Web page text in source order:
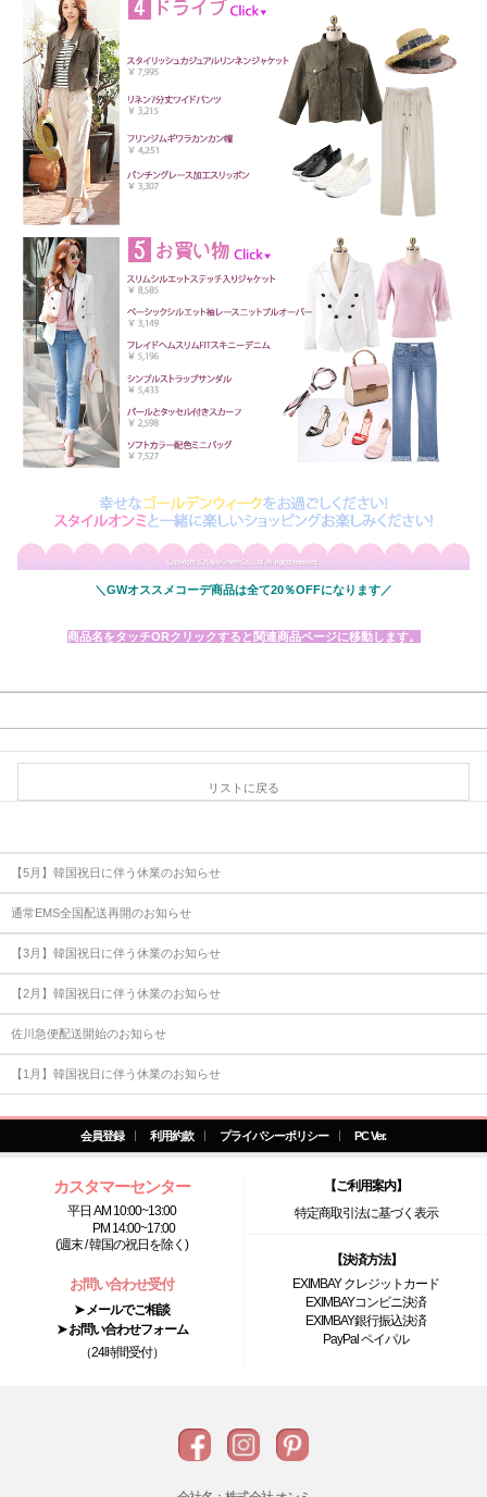
＼ GWオススメコーデ商品は全て20％OFFになります／
商品名をタッチORクリックすると関連商品ページに移動します。
リストに戻る
【5月】韓国祝日に伴う休業のお知らせ
通常EMS全国配送再開のお知らせ
【3月】韓国祝日に伴う休業のお知らせ
【2月】韓国祝日に伴う休業のお知らせ
佐川急便配送開始のお知らせ
【1月】韓国祝日に伴う休業のお知らせ
会員登録 利用約款 プライバシーポリシー PC Ver.
カスタマーセンター
平日 AM 10:00~13:00
PM 14:00~17:00
(週末 / 韓国の祝日を除く)
お問い合わせ受付
➤ メールでご相談
➤ お問い合わせフォーム
（24時間受付）
【ご利用案内】
特定商取引法に基づく表示
【決済方法】
EXIMBAY クレジットカード
EXIMBAYコンビニ決済
EXIMBAY銀行振込決済
PayPal ペイパル